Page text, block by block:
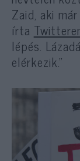
Zaid, aki
írta
lépés.
elérkezik.”